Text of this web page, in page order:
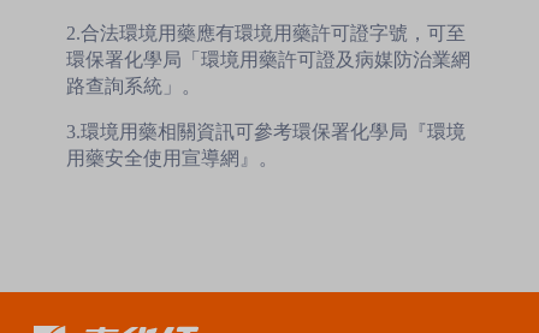
2.合法環境用藥應有環境用藥許可證字號，可至
環保署化學局「環境用藥許可證及病媒防治業網
路查詢系統」。
3.環境用藥相關資訊可參考環保署化學局『環境
用藥安全使用宣導網』。